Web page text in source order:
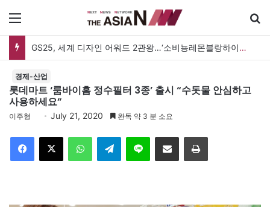
GS25, 세계 디자인 어워드 2관왕…‘소비뇽레몬블랑하이볼’ 디자인 경쟁력 인정
경제-산업
롯데마트 ‘룸바이홈 정수필터 3종’ 출시 “수돗물 안심하고
사용하세요”
이주형 July 21, 2020 완독 약 3 분 소요
Telegram 이메일